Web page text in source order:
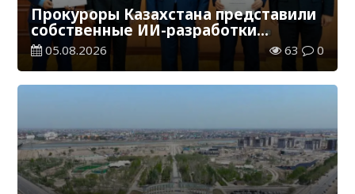
Прокуроры Казахстана представили
собственные ИИ-разработки
мировому эксперту Кай-Фу Ли
05.08.2026 63 0